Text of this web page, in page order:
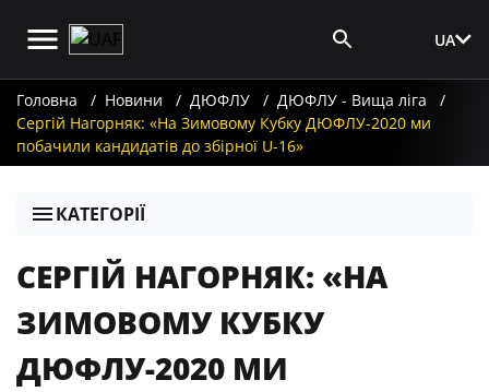
UA
Головна Новини ДЮФЛУ
ДЮФЛУ - Вища ліга
Сергій Нагорняк: «На Зимовому Кубку ДЮФЛУ-2020 ми
побачили кандидатів до збірної U-16»
КАТЕГОРІЇ
СЕРГІЙ НАГОРНЯК: «НА
ЗИМОВОМУ КУБКУ
ДЮФЛУ-2020 МИ